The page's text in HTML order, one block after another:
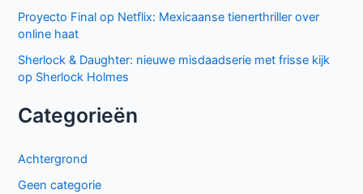
Proyecto Final op Netflix: Mexicaanse tienerthriller over
online haat
Sherlock & Daughter: nieuwe misdaadserie met frisse kijk
op Sherlock Holmes
Categorieën
Achtergrond
Geen categorie